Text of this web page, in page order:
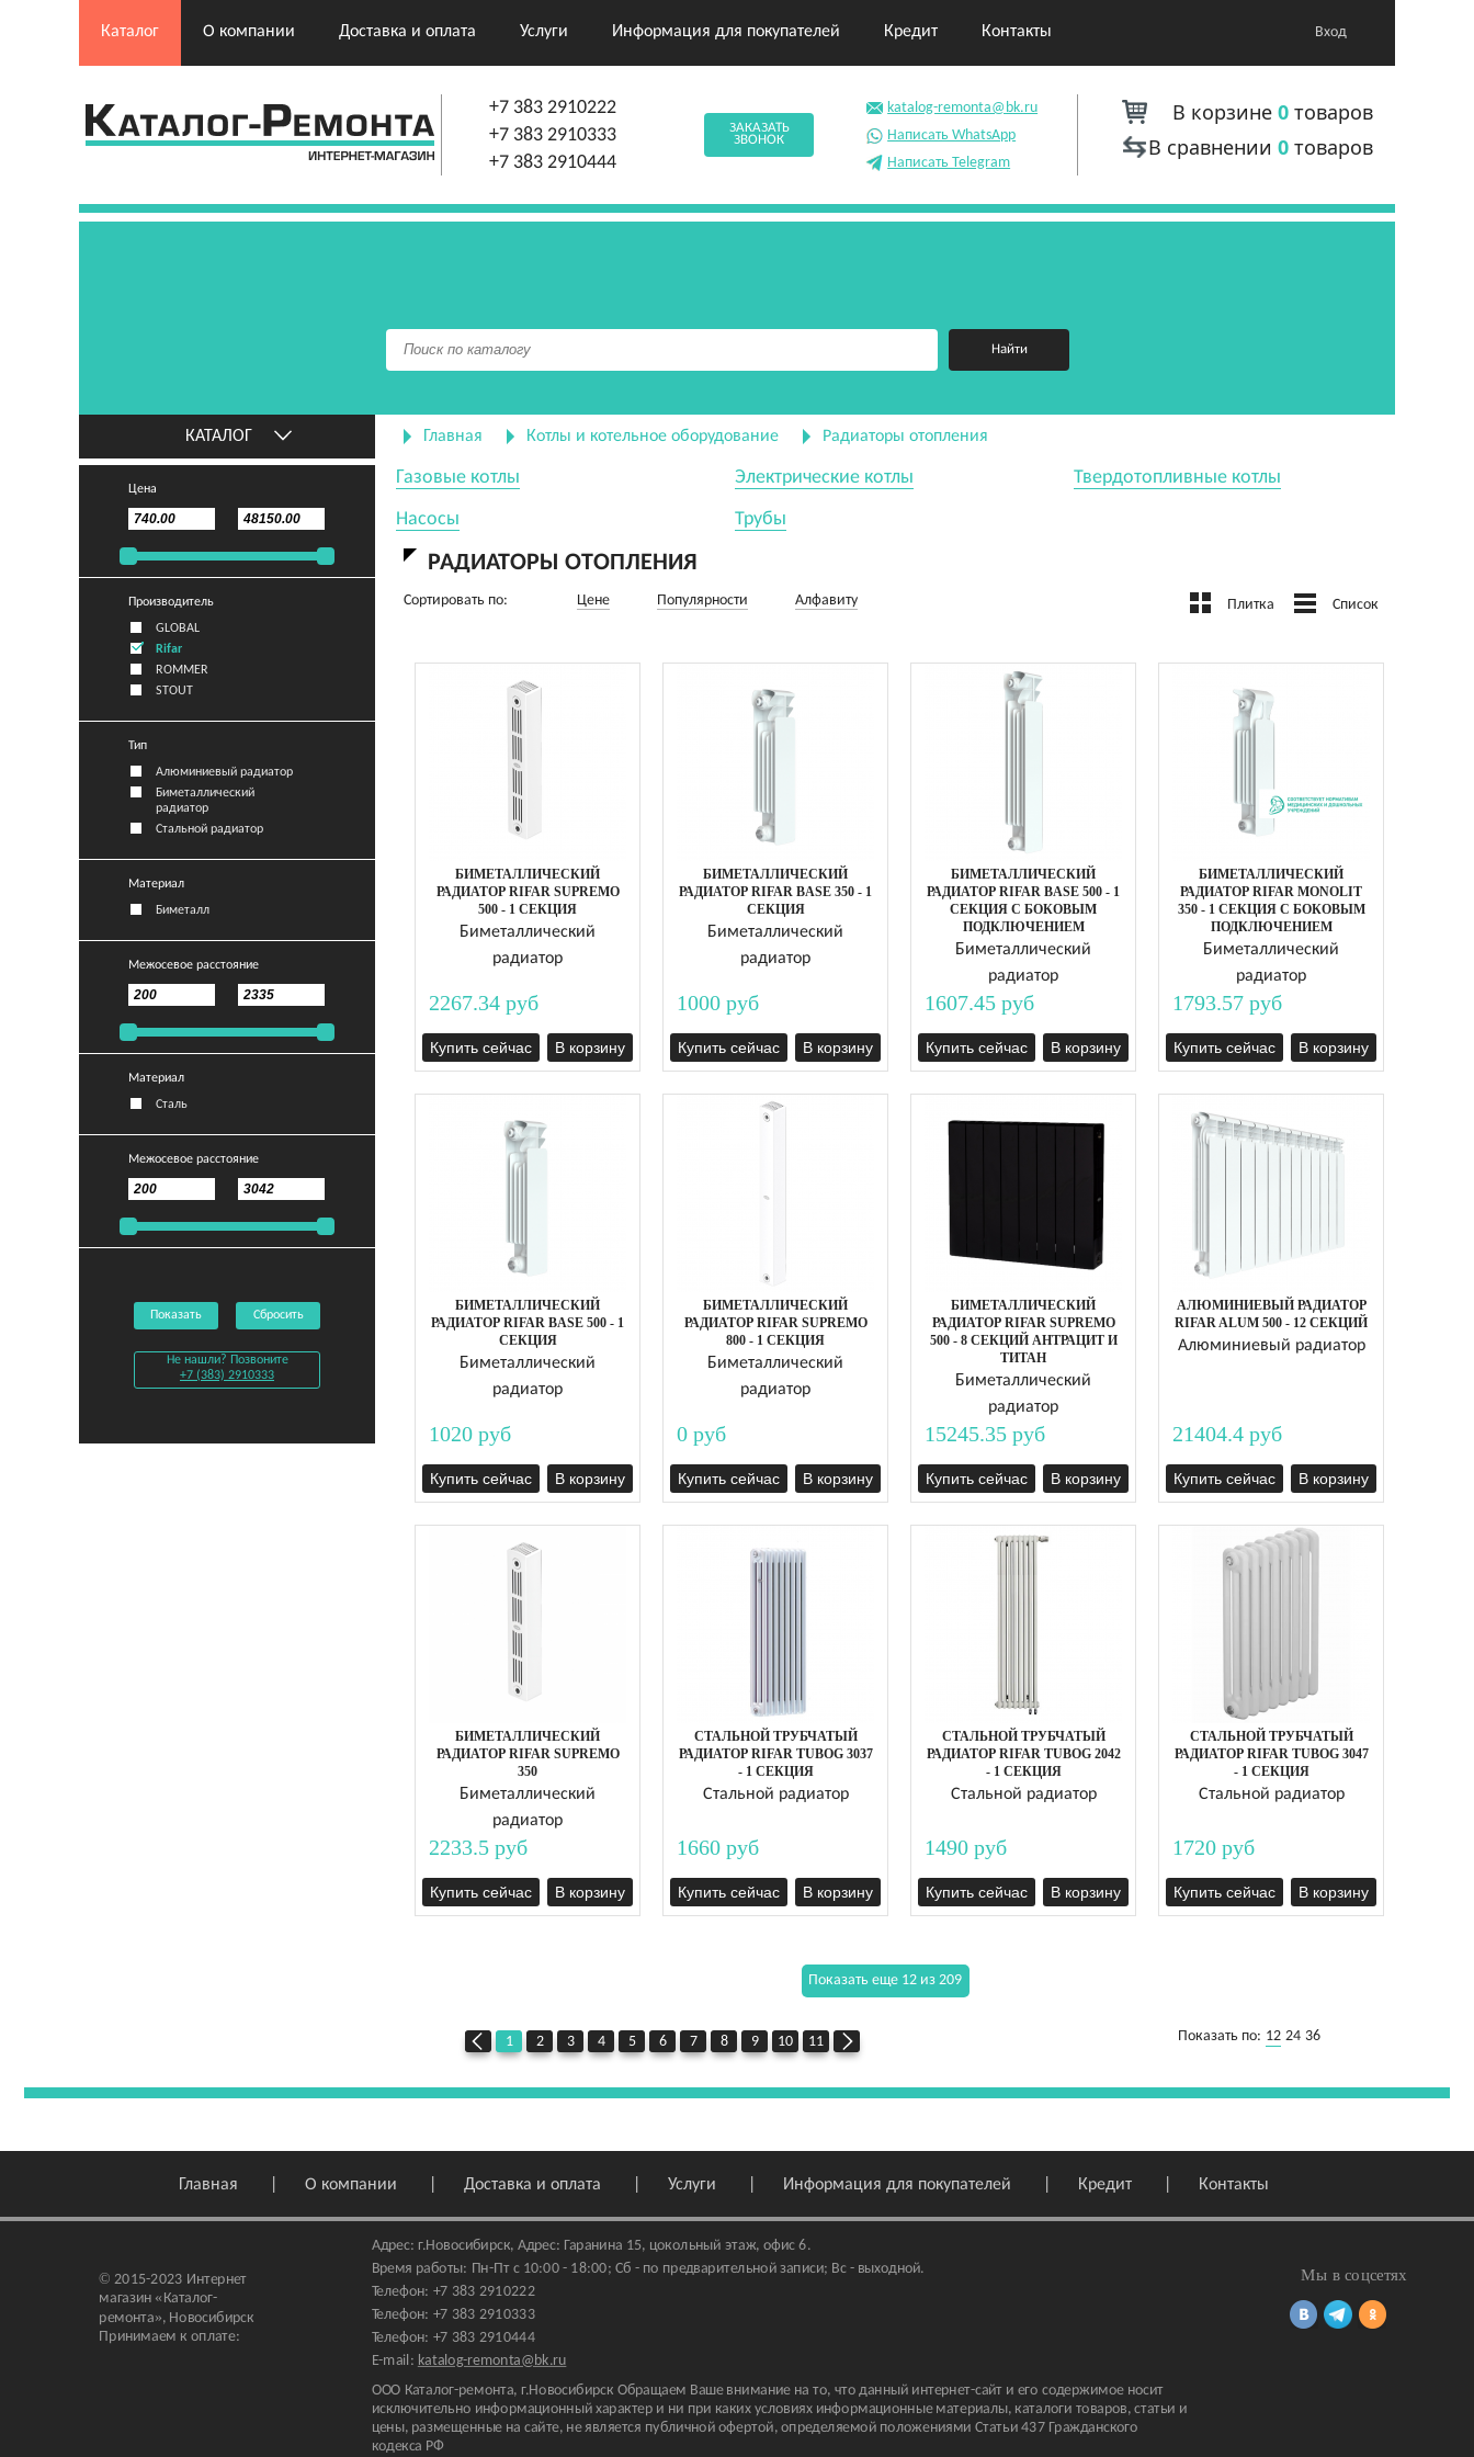
Каталог О компании Доставка и оплата Услуги Информация для покупателей Кредит Контакты Вход
+7 383 2910222
+7 383 2910333
+7 383 2910444
ЗАКАЗАТЬ
ЗВОНОК
katalog-remonta@bk.ru
Написать WhatsApp
Написать Telegram
В корзине 0товаров
В сравнении 0 товаров
Найти
КАТАЛОГ Главная Котлы и котельное оборудование Радиаторы отопления
Цена
Производитель
GLOBAL
Rifar
ROMMER
STOUT
Тип
Алюминиевый радиатор
Биметаллический
радиатор
Стальной радиатор
Материал
Биметалл
Межосевое расстояние
Материал
Сталь
Межосевое расстояние
Показать Сбросить
Не нашли? Позвоните
+7 (383) 2910333
Газовые котлы Электрические котлы
Твердотопливные котлы
Насосы
Трубы
РАДИАТОРЫ ОТОПЛЕНИЯ
Сортировать по: Цене Популярности Алфавиту Плитка Список
БИМЕТАЛЛИЧЕСКИЙ
РАДИАТОР RIFAR SUPREMO
500 - 1 СЕКЦИЯ
Биметаллический
радиатор
2267.34 руб
Купить сейчас В корзину
БИМЕТАЛЛИЧЕСКИЙ
РАДИАТОР RIFAR BASE 350 - 1
СЕКЦИЯ
Биметаллический
радиатор
1000 руб
Купить сейчас В корзину
БИМЕТАЛЛИЧЕСКИЙ
РАДИАТОР RIFAR BASE 500 - 1
СЕКЦИЯ C БОКОВЫМ
ПОДКЛЮЧЕНИЕМ
Биметаллический
радиатор
1607.45 руб
Купить сейчас В корзину
БИМЕТАЛЛИЧЕСКИЙ
РАДИАТОР RIFAR MONOLIT
350 - 1 СЕКЦИЯ C БОКОВЫМ
ПОДКЛЮЧЕНИЕМ
Биметаллический
радиатор
1793.57 руб
Купить сейчас В корзину
БИМЕТАЛЛИЧЕСКИЙ
РАДИАТОР RIFAR BASE 500 - 1
СЕКЦИЯ
Биметаллический
радиатор
1020 руб
Купить сейчас В корзину
БИМЕТАЛЛИЧЕСКИЙ
РАДИАТОР RIFAR SUPREMO
800 - 1 СЕКЦИЯ
Биметаллический
радиатор
0 руб
Купить сейчас В корзину
БИМЕТАЛЛИЧЕСКИЙ
РАДИАТОР RIFAR SUPREMO
500 - 8 СЕКЦИЙ АНТРАЦИТ И
ТИТАН
Биметаллический
радиатор
15245.35 руб
Купить сейчас В корзину
АЛЮМИНИЕВЫЙ РАДИАТОР
RIFAR ALUM 500 - 12 СЕКЦИЙ
Алюминиевый радиатор
21404.4 руб
Купить сейчас В корзину
БИМЕТАЛЛИЧЕСКИЙ
РАДИАТОР RIFAR SUPREMO
350
Биметаллический
радиатор
2233.5 руб
Купить сейчас В корзину
СТАЛЬНОЙ ТРУБЧАТЫЙ
РАДИАТОР RIFAR TUBOG 3037
- 1 СЕКЦИЯ
Стальной радиатор
1660 руб
Купить сейчас В корзину
СТАЛЬНОЙ ТРУБЧАТЫЙ
РАДИАТОР RIFAR TUBOG 2042
- 1 СЕКЦИЯ
Стальной радиатор
1490 руб
Купить сейчас В корзину
СТАЛЬНОЙ ТРУБЧАТЫЙ
РАДИАТОР RIFAR TUBOG 3047
- 1 СЕКЦИЯ
Стальной радиатор
1720 руб
Купить сейчас В корзину
Показать еще 12 из 209
1 2 3 4 5 6 7 8 9 10 11 Показать по: 12 24 36
Главная О компании Доставка и оплата Услуги Информация для покупателей Кредит Контакты
© 2015-2023 Интернет
магазин «Каталог-
ремонта», Новосибирск
Принимаем к оплате:
Адрес: г.Новосибирск, Адрес: Гаранина 15, цокольный этаж, офис 6.
Время работы: Пн-Пт с 10:00 - 18:00; Сб - по предварительной записи; Вс - выходной.
Телефон: +7 383 2910222
Телефон: +7 383 2910333
Телефон: +7 383 2910444
E-mail: katalog-remonta@bk.ru
ООО Каталог-ремонта, г.Новосибирск Обращаем Ваше внимание на то, что данный интернет-сайт и его содержимое носит
исключительно информационный характер и ни при каких условиях информационные материалы, каталоги товаров, статьи и
цены, размещенные на сайте, не является публичной офертой, определяемой положениями Статьи 437 Гражданского
кодекса РФ
Мы в соцсетях